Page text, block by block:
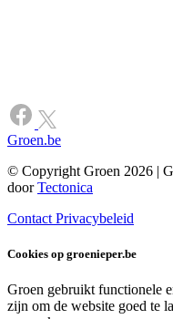
Groen.be
© Copyright Groen 2026 |
doorTectonica
Contact Privacybeleid
Cookies op groenieper.be
Groen gebruikt functionele
zijn om de website goed te